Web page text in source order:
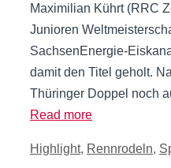
Maximilian Kührt (RRC
Junioren
SachsenEnergie-
damit den Titel geholt.
Thüringer Doppel noch
Read more
Kategorien
Highlight, Rennrodeln,